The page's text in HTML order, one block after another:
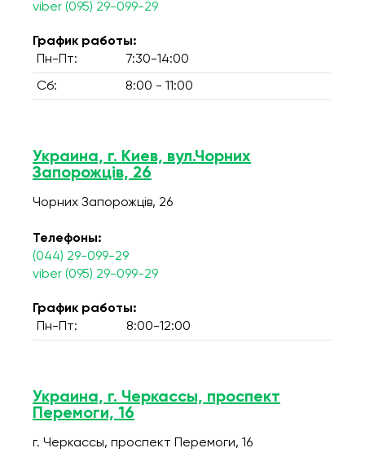
viber (095) 29-099-29
График работы:
Пн-Пт:
7:30-14:00
Сб: 8:00 - 11:00
Украина, г. Киев, вул.Чорних
Запорожців, 26
Чорних Запорожців, 26
Телефоны:
(044) 29-099-29
viber (095) 29-099-29
График работы:
Пн-Пт:
8:00-12:00
Украина, г. Черкассы, проспект
Перемоги, 16
г. Черкассы, проспект Перемоги, 16